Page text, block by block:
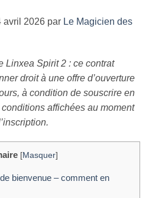
avril 2026 par Le Magicien des
Linxea Spirit 2 : ce contrat
droit à une offre d’ouverture
à condition de souscrire en
affichées au moment
[Masquer]
bienvenue – comment en